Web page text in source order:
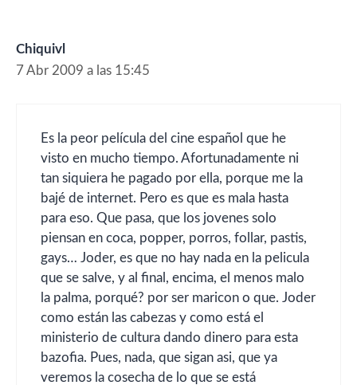
Chiquivl
7 Abr 2009 a las 15:45
Es la peor película del cine español que he
visto en mucho tiempo. Afortunadamente ni
tan siquiera he pagado por ella, porque me la
bajé de internet. Pero es que es mala hasta
para eso. Que pasa, que los jovenes solo
piensan en coca, popper, porros, follar, pastis,
gays… Joder, es que no hay nada en la pelicula
que se salve, y al final, encima, el menos malo
la palma, porqué? por ser maricon o que. Joder
como están las cabezas y como está el
ministerio de cultura dando dinero para esta
bazofia. Pues, nada, que sigan asi, que ya
veremos la cosecha de lo que se está